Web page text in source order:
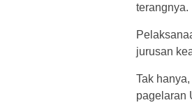
terangnya.
jurusan
Tak
pagelaran